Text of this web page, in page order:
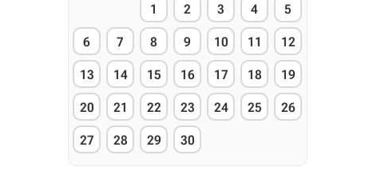
1 2 3 4 5
6 7 8 9 10 11 12
13 14 15 16 17 18 19
20 21 22 23 24 25 26
27 28 29 30